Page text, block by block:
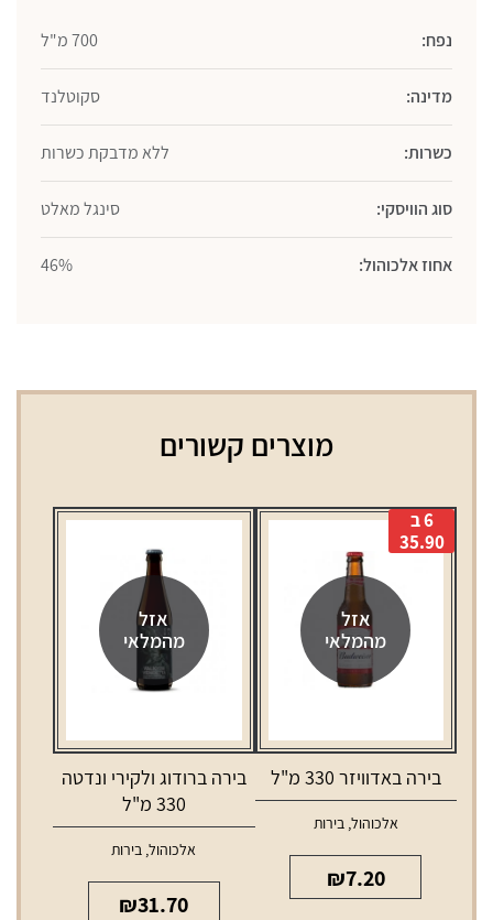
נפח: 700 מ"ל
מדינה: סקוטלנד
כשרות: ללא מדבקת כשרות
סוג הוויסקי: סינגל מאלט
אחוז אלכוהול: 46%
מוצרים קשורים
אזל
מהמלאי
6 ב
35.90
בירה באדוויזר 330 מ"ל
אלכוהול,בירות
₪7.20
אזל
מהמלאי
בירה ברודוג ולקירי ונדטה
330 מ"ל
אלכוהול, בירות
₪31.70